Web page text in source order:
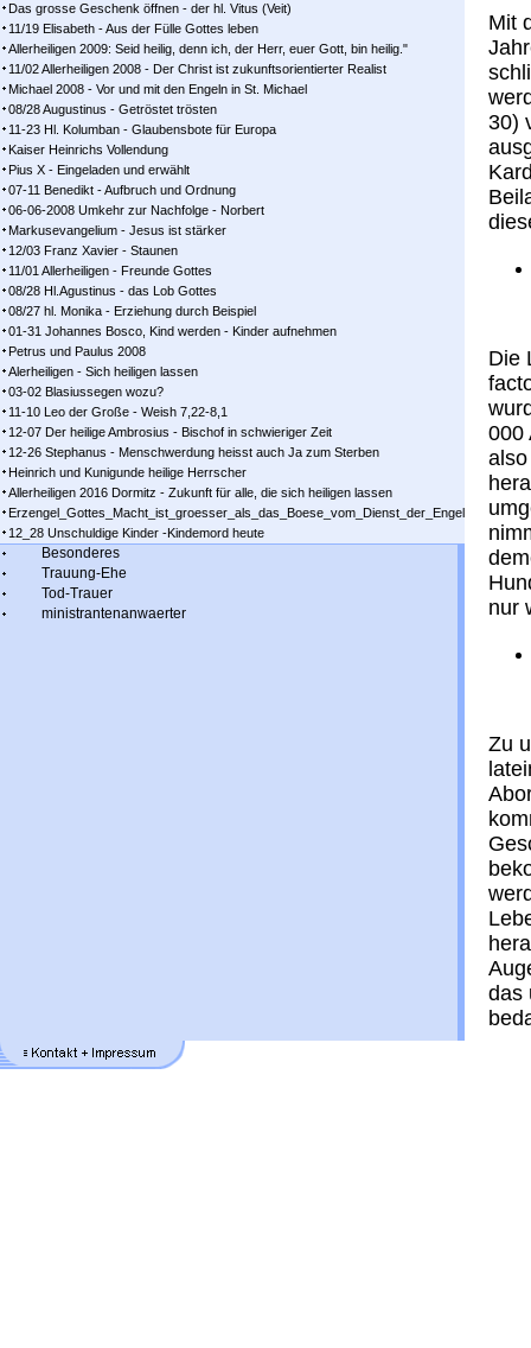
Das grosse Geschenk öffnen - der hl. Vitus (Veit)
11/19 Elisabeth - Aus der Fülle Gottes leben
Allerheiligen 2009: Seid heilig, denn ich, der Herr, euer Gott, bin heilig."
11/02 Allerheiligen 2008 - Der Christ ist zukunftsorientierter Realist
Michael 2008 - Vor und mit den Engeln in St. Michael
08/28 Augustinus - Getröstet trösten
11-23 Hl. Kolumban - Glaubensbote für Europa
Kaiser Heinrichs Vollendung
Pius X - Eingeladen und erwählt
07-11 Benedikt - Aufbruch und Ordnung
06-06-2008 Umkehr zur Nachfolge - Norbert
Markusevangelium - Jesus ist stärker
12/03 Franz Xavier - Staunen
11/01 Allerheiligen - Freunde Gottes
08/28 Hl.Agustinus - das Lob Gottes
08/27 hl. Monika - Erziehung durch Beispiel
01-31 Johannes Bosco, Kind werden - Kinder aufnehmen
Petrus und Paulus 2008
Alerheiligen - Sich heiligen lassen
03-02 Blasiussegen wozu?
11-10 Leo der Große - Weish 7,22-8,1
12-07 Der heilige Ambrosius - Bischof in schwieriger Zeit
12-26 Stephanus - Menschwerdung heisst auch Ja zum Sterben
Heinrich und Kunigunde heilige Herrscher
Allerheiligen 2016 Dormitz - Zukunft für alle, die sich heiligen lassen
Erzengel_Gottes_Macht_ist_groesser_als_das_Boese_vom_Dienst_der_Engel
12_28 Unschuldige Kinder -Kindemord heute
Besonderes
Trauung-Ehe
Tod-Trauer
ministrantenanwaerter
Mit
30)
Die
000
nur
Zu
das